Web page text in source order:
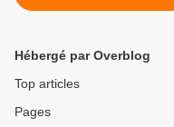
pensent que (…) le
Jean LEVY
Hébergé par Overblog
Top articles
Pages